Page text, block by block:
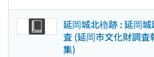
延岡城北櫓跡 : 延岡
査 (延岡市文化財調査
集)